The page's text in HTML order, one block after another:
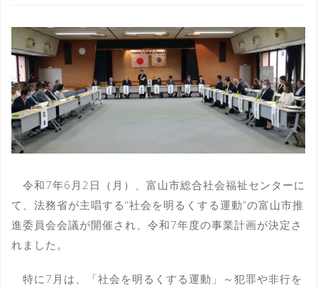
令和7年6月2日（月）、富山市総合社会福祉センターに
て、法務省が主唱する“社会を明るくする運動”の富山市推
進委員会会議が開催され、令和7年度の事業計画が決定さ
れました。
特に7月は、「社会を明るくする運動」～犯罪や非行を